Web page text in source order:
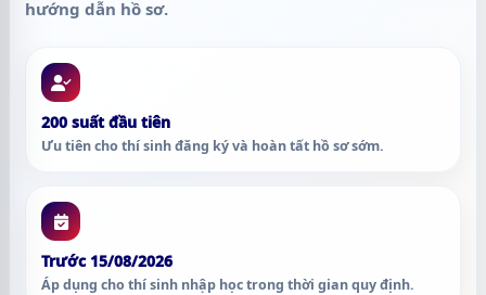
hướng dẫn hồ sơ.
200 suất đầu tiên
Ưu tiên cho thí sinh đăng ký và hoàn tất hồ sơ sớm.
Trước 15/08/2026
Áp dụng cho thí sinh nhập học trong thời gian quy định.